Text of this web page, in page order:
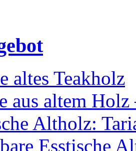
altes Teakholz
aus altem
Altholz:
Esstische